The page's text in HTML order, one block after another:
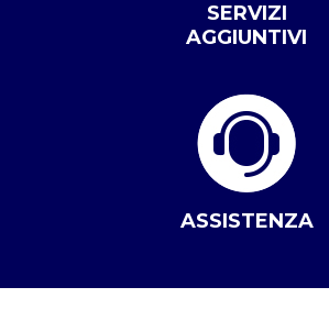
SERVIZI
AGGIUNTIVI
ASSISTENZA